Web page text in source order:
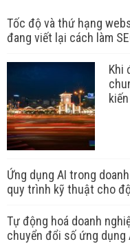
Tốc độ và thứ hạng
đang viết lại cách làm
Khi
Ứng dụng AI trong
quy trình kỹ thuật cho
Tự động hoá doanh
chuyển đổi số ứng dụng